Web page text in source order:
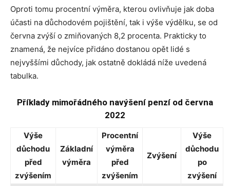
Oproti tomu procentní výměra, kterou ovlivňuje jak doba
účasti na důchodovém pojištění, tak i výše výdělku, se od
června zvýší o zmiňovaných 8,2 procenta. Prakticky to
znamená, že nejvíce přidáno dostanou opět lidé s
nejvyššími důchody, jak ostatně dokládá níže uvedená
tabulka.
Příklady mimořádného navýšení penzí od června
2022
Výše
důchodu
před
zvýšením
Základní
výměra
Procentní
výměra
před
zvýšením
Zvýšení
Výše
důchodu
po
zvýšení